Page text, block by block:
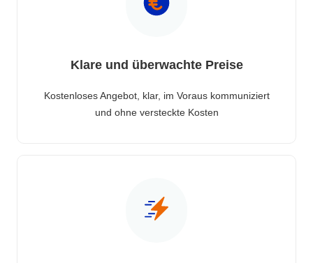
Klare und überwachte Preise
Kostenloses Angebot, klar, im Voraus kommuniziert
und ohne versteckte Kosten